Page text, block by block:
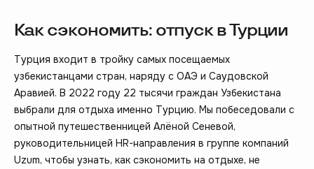
Как сэкономить: отпуск в Турции
Турция входит в тройку самых посещаемых
узбекистанцами стран, наряду с ОАЭ и Саудовской
Аравией. В 2022 году 22 тысячи граждан Узбекистана
выбрали для отдыха именно Турцию. Мы побеседовали с
опытной путешественницей Алёной Сеневой,
руководительницей HR-направления в группе компаний
Uzum, чтобы узнать, как сэкономить на отдыхе, не